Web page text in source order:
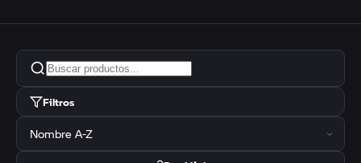
Filtros